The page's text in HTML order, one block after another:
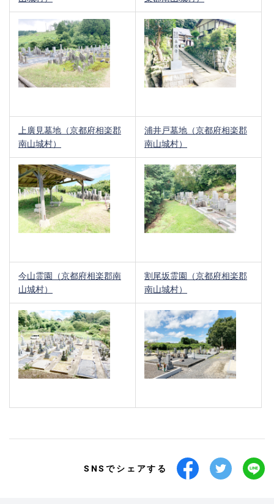
上廣見墓地（京都府相楽郡
南山城村）
浦井戸墓地（京都府相楽郡
南山城村）
今山霊園（京都府相楽郡南
山城村）
割尾坂霊園（京都府相楽郡
南山城村）
SNSでシェアする